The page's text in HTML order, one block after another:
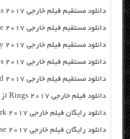
دانلود مستقیم فیلم خارجی From Straight As 2017 از سرور سایت
دانلود مستقیم فیلم خارجی Zeroville 2017 از سرور سایت
دانلود مستقیم فیلم خارجی The Mummy 2017 از سرور سایت
دانلود مستقیم فیلم خارجی The Fate of the Furious 2017 از سرور سایت
دانلود مستقیم فیلم خارجی Running Wild 2017 از سرور سایت
دانلود فیلم خارجی Rings 2017 از سرور سایت
دانلود رایگان فیلم خارجی Dunkirk 2017 با لینک مستقیم
دانلود رایگان فیلم خارجی Eloise 2017 با لینک مستقیم